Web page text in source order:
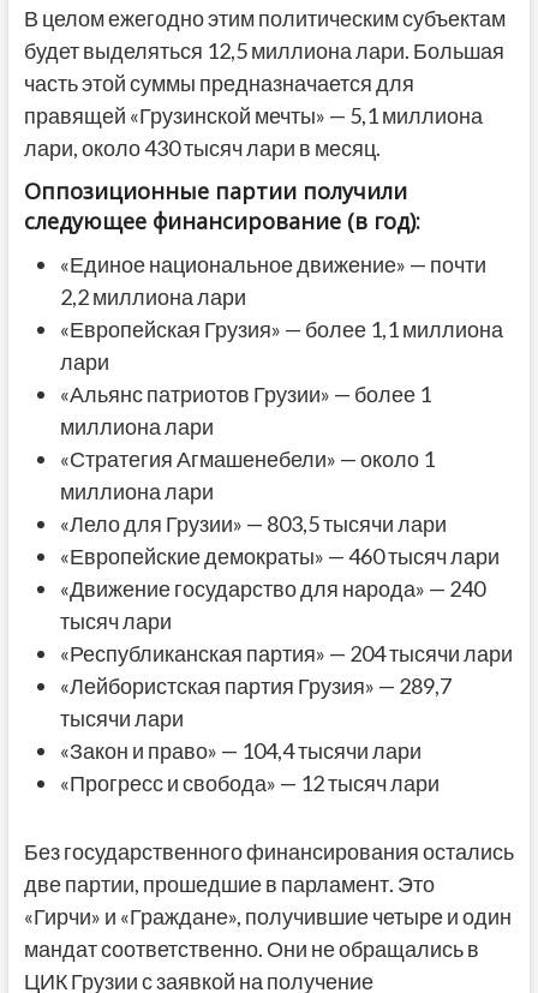
В целом ежегодно этим политическим субъектам
будет выделяться 12,5 миллиона лари. Большая
часть этой суммы предназначается для
правящей «Грузинской мечты» — 5,1 миллиона
лари, около 430 тысяч лари в месяц.
Оппозиционные партии получили
следующее финансирование (в год):
«Единое национальное движение» — почти
2,2 миллиона лари
«Европейская Грузия» — более 1,1 миллиона
лари
«Альянс патриотов Грузии» — более 1
миллиона лари
«Стратегия Агмашенебели» — около 1
миллиона лари
«Лело для Грузии» — 803,5 тысячи лари
«Европейские демократы» — 460 тысяч лари
«Движение государство для народа» — 240
тысяч лари
«Республиканская партия» — 204 тысячи лари
«Лейбористская партия Грузия» — 289,7
тысячи лари
«Закон и право» — 104,4 тысячи лари
«Прогресс и свобода» — 12 тысяч лари
Без государственного финансирования остались
две партии, прошедшие в парламент. Это
«Гирчи» и «Граждане», получившие четыре и один
мандат соответственно. Они не обращались в
ЦИК Грузии с заявкой на получение